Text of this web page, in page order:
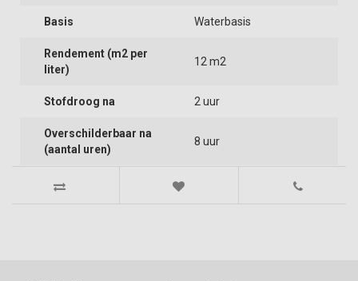
Basis Waterbasis
Rendement (m2 per
liter)
12 m2
Stofdroog na 2 uur
Overschilderbaar na
(aantal uren)
8 uur